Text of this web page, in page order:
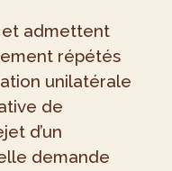
et admettent
répétés
unilatérale
de
d’un
demande